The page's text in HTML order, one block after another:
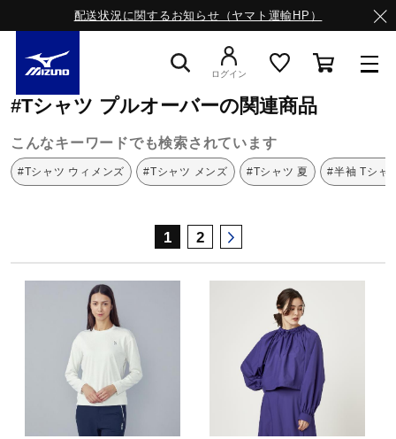
配送状況に関するお知らせ（ヤマト運輸HP）
ライフスタイルウエア
サッカー／フットサル
トレーニング
ログイン
ミズノ公式オンライン プルオーバー
#Tシャツ プルオーバーの関連商品
こんなキーワードでも検索されています
#Tシャツ ウィメンズ #Tシャツ メンズ #Tシャツ 夏 #半袖 Tシャ
1 2